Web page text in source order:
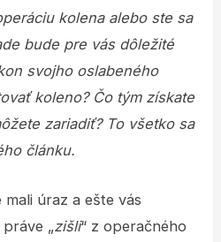
kolena alebo ste sa
bude pre vás dôležité
svojho oslabeného
koleno? Čo tým získate
zariadiť? To všetko sa
článku.
úraz a ešte vás
„zišli“ z operačného